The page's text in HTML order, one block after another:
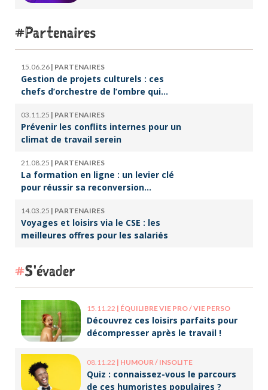
Partenaires
15.06.26 | PARTENAIRES
Gestion de projets culturels : ces
chefs d’orchestre de l’ombre qui
03.11.25 | PARTENAIRES
Prévenir les conflits internes pour un
climat de travail serein
21.08.25 | PARTENAIRES
La formation en ligne : un levier clé
pour réussir sa reconversion
14.03.25 | PARTENAIRES
Voyages et loisirs via le CSE : les
meilleures offres pour les salariés
S'évader
15.11.22 | ÉQUILIBRE VIE PRO / VIE PERSO
Découvrez ces loisirs parfaits pour
décompresser après le travail !
08.11.22 | HUMOUR / INSOLITE
Quiz : connaissez-vous le parcours
de ces humoristes populaires ?